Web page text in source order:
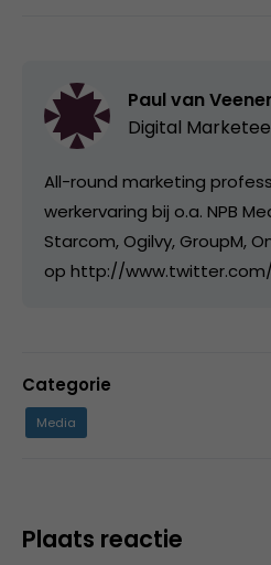
Paul van
Digital
All-round marketing
werkervaring bij o.a. NPB
Starcom, Ogilvy, GroupM,
op http://
Categorie
Media
Plaats reactie